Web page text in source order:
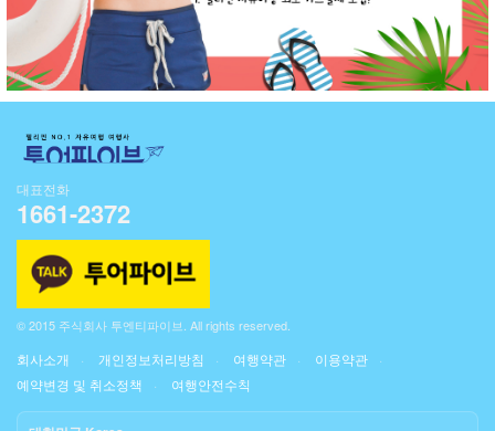
대표전화
1661-2372
© 2015 주식회사 투엔티파이브. All rights reserved.
회사소개 개인정보처리방침 여행약관
이용약관
예약변경 및 취소정책
여행안전수칙